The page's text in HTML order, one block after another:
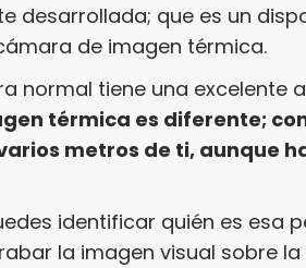
desarrollada; que es un
de imagen térmica.
normal tiene una excelente
térmica es diferente;
metros de ti, aunque
identificar quién es esa
la imagen visual sobre